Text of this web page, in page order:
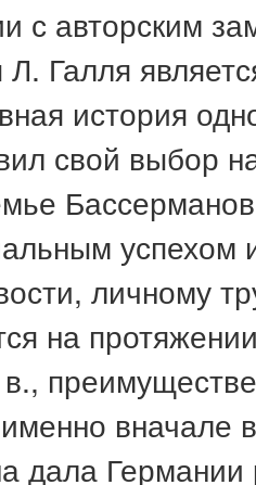
с авторским
Галля
история
свой выбор
успехом
личному
на
вначале
дала